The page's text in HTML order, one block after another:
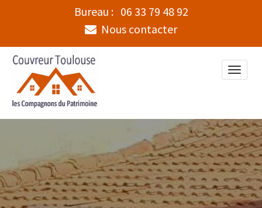
Bureau : 06 33 79 48 92
Nous contacter
Toggle